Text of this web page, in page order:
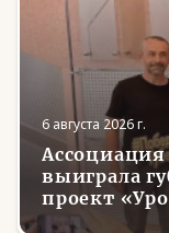
6 августа 2026 г.
Ассоциация
выиграла
проект
делу»